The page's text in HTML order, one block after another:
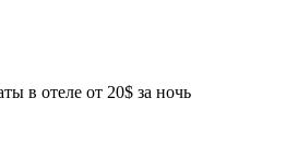
в отеле от 20$ за ночь